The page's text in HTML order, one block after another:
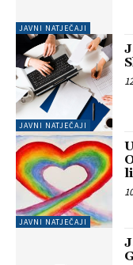
JAVNI NATJEČAJI
JAVNI NATJEČAJI
JAVNI NATJEČAJI